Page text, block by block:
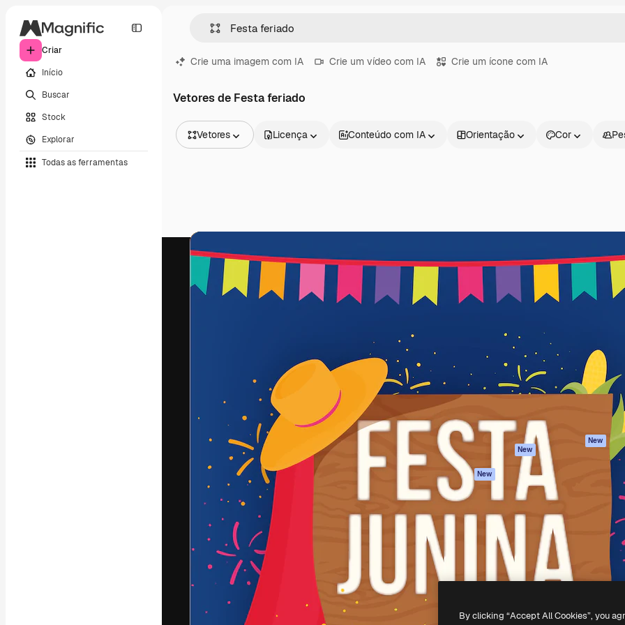
Criar
Início
Buscar
Stock
Explorar
Todas as ferramentas
Crie uma imagem com IA Crie um vídeo com IA Crie um ícone com IA
Vetores de Festa feriado
Vetores
Vídeos
Clipes de vídeo
Animações
Modelos de vídeos
Ícones
Modelos 3D
Licença Conteúdo com IA Orientação Cor
seu melhor trabalho. Mais de 1 milhão de
assinantes entre criativos, empresas,
agências e estúdios.
Português
Produtos
Gerador de
imagens
Gerador de vídeos
Texto para voz
Conteúdo de stock
MCP para
Claude/ChatGPT
New
Agentes New
API
ferramentas
Começar
Documentação
Atendimento
Termos e
condições
privacidade
Originais
New
Política de cookies
Central de
confiabilidade
Empresas
Copyright © 2010- 2026 Freepik Company S.L.U. Todos os direitos reservados.
By clicking “Accept All Cookies”, you